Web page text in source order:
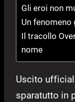
Gli eroi non
Un
Il tracollo
nome
Uscito
sparatutto in